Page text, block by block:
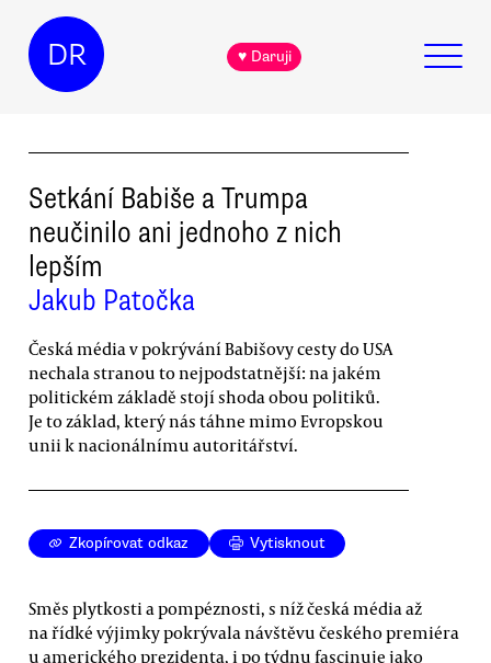
DR ♥ Daruji
Setkání Babiše a Trumpa
neučinilo ani jednoho z nich
lepším
Jakub Patočka
Česká média v pokrývání Babišovy cesty do USA
nechala stranou to nejpodstatnější: na jakém
politickém základě stojí shoda obou politiků.
Je to základ, který nás táhne mimo Evropskou
unii k nacionálnímu autoritářství.
Zkopírovat odkaz Vytisknout
Směs plytkosti a pompéznosti, s níž česká média až
na řídké výjimky pokrývala návštěvu českého premiéra
u amerického prezidenta, i po týdnu fascinuje jako